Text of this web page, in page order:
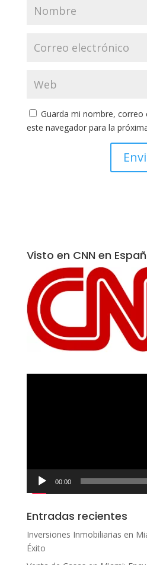
Guarda mi nombre, correo
este navegador para la
Visto en CNN en
00:00
Entradas recientes
Inversiones Inmobiliarias en
Éxito